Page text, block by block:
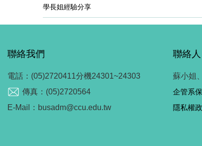
學長姐經驗分享
聯絡我們
電話：(05)2720411分機24301~24303
傳真：(05)2720564
E-Mail：busadm@ccu.edu.tw
聯絡人
蘇小姐
企管系
隱私權